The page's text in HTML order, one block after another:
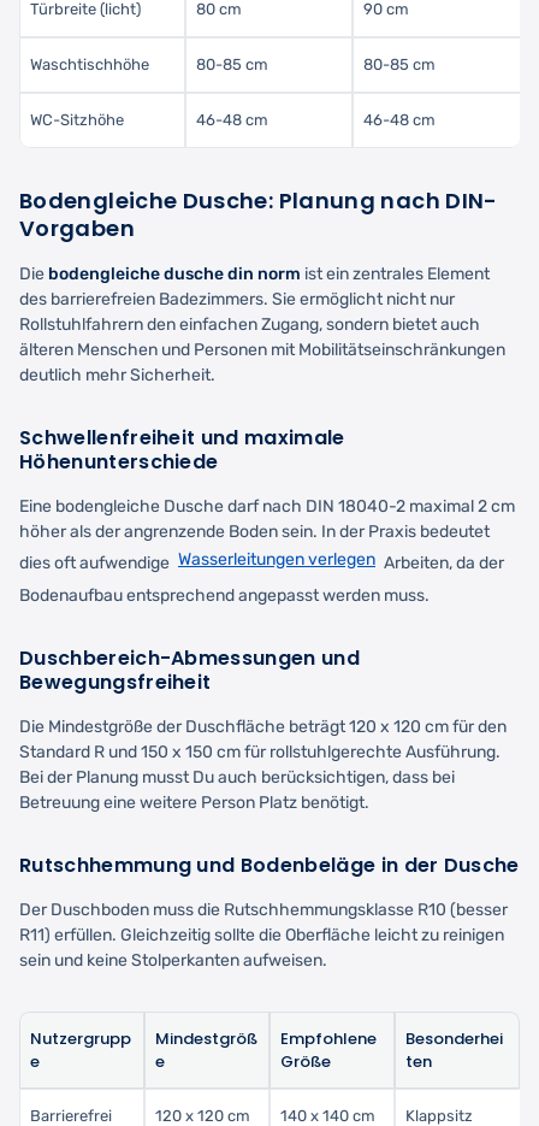
Türbreite (licht) 80 cm 90 cm
Waschtischhöhe 80-85 cm 80-85 cm
WC-Sitzhöhe 46-48 cm 46-48 cm
Bodengleiche Dusche: Planung nach DIN-
Vorgaben
Die bodengleiche dusche din norm ist ein zentrales Element
des barrierefreien Badezimmers. Sie ermöglicht nicht nur
Rollstuhlfahrern den einfachen Zugang, sondern bietet auch
älteren Menschen und Personen mit Mobilitätseinschränkungen
deutlich mehr Sicherheit.
Schwellenfreiheit und maximale
Höhenunterschiede
Eine bodengleiche Dusche darf nach DIN 18040-2 maximal 2 cm
höher als der angrenzende Boden sein. In der Praxis bedeutet
dies oft aufwendige Wasserleitungen verlegen Arbeiten, da der
Bodenaufbau entsprechend angepasst werden muss.
Duschbereich-Abmessungen und
Bewegungsfreiheit
Die Mindestgröße der Duschfläche beträgt 120 x 120 cm für den
Standard R und 150 x 150 cm für rollstuhlgerechte Ausführung.
Bei der Planung musst Du auch berücksichtigen, dass bei
Betreuung eine weitere Person Platz benötigt.
Rutschhemmung und Bodenbeläge in der Dusche
Der Duschboden muss die Rutschhemmungsklasse R10 (besser
R11) erfüllen. Gleichzeitig sollte die Oberfläche leicht zu reinigen
sein und keine Stolperkanten aufweisen.
Nutzergrupp
e
Mindestgröß
e
Empfohlene
Größe
Besonderhei
ten
Barrierefrei
120 x 120 cm 140 x 140 cm
Klappsitz